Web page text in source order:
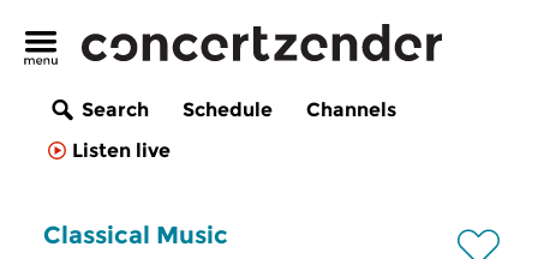
Search Schedule
Channels
Listen live
Classical Music